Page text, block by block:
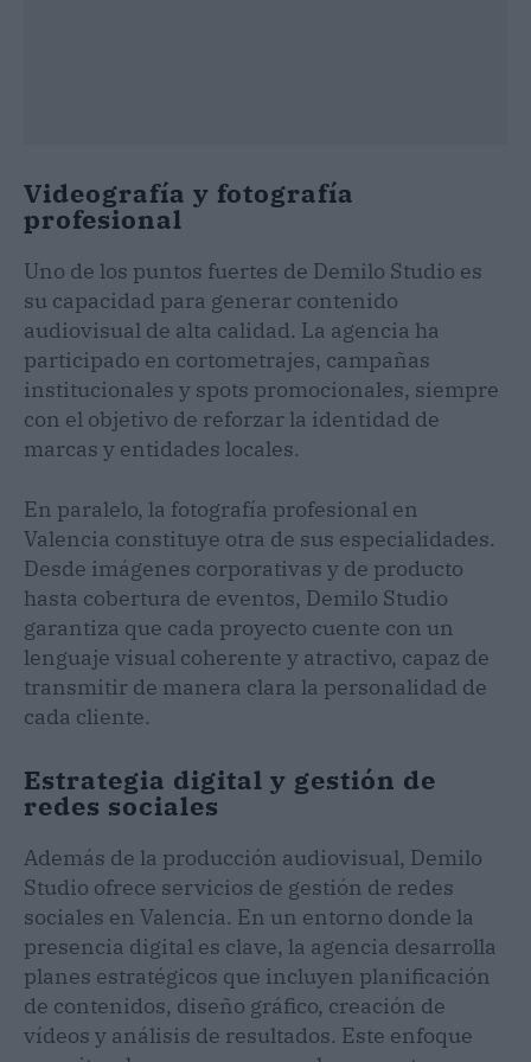
Videografía y fotografía
profesional
Uno de los puntos fuertes de Demilo Studio es
su capacidad para generar contenido
audiovisual de alta calidad. La agencia ha
participado en cortometrajes, campañas
institucionales y spots promocionales, siempre
con el objetivo de reforzar la identidad de
marcas y entidades locales.
En paralelo, la fotografía profesional en
Valencia constituye otra de sus especialidades.
Desde imágenes corporativas y de producto
hasta cobertura de eventos, Demilo Studio
garantiza que cada proyecto cuente con un
lenguaje visual coherente y atractivo, capaz de
transmitir de manera clara la personalidad de
cada cliente.
Estrategia digital y gestión de
redes sociales
Además de la producción audiovisual, Demilo
Studio ofrece servicios de gestión de redes
sociales en Valencia. En un entorno donde la
presencia digital es clave, la agencia desarrolla
planes estratégicos que incluyen planificación
de contenidos, diseño gráfico, creación de
vídeos y análisis de resultados. Este enfoque